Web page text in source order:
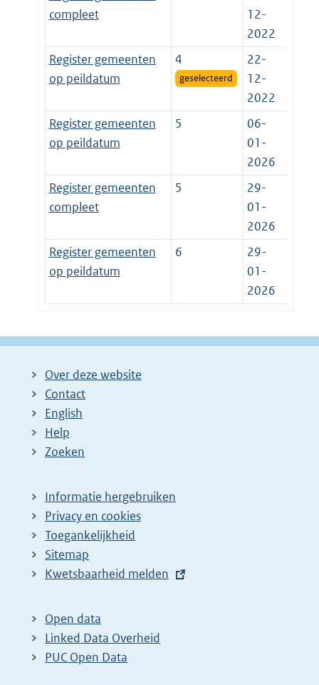
compleet
12-
2022
Register gemeenten
op peildatum
4
geselecteerd
22-
12-
2022
Register gemeenten
op peildatum
5
06-
01-
2026
Register gemeenten
compleet
5
29-
01-
2026
Register gemeenten
op peildatum
6
29-
01-
2026
Over deze website
Contact
English
Help
Zoeken
Informatie hergebruiken
Privacy en cookies
Toegankelijkheid
Sitemap
E
t
e
r
Kwetsbaarheid melden
Open data
Linked Data Overheid
PUC Open Data